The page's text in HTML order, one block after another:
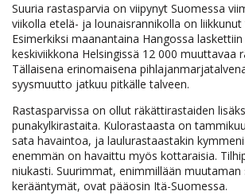
Suuria rastasparvia on viipynyt Suomessa
viikolla etelä- ja lounaisrannikolla on
Esimerkiksi maanantaina Hangossa
keskiviikkona Helsingissä 12 000 muuttavaa
Tällaisena erinomaisena
syysmuutto jatkuu pitkälle talveen.
Rastasparvissa on ollut räkättirastaiden
punakylkirastaita. Kulorastaasta on
sata havaintoa, ja laulurastaastakin
enemmän on havaittu myös kottaraisia.
niukasti. Suurimmat, enimmillään muutaman
kerääntymät, ovat pääosin Itä-Suomessa.